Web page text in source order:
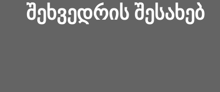
ᲨᲔᲮᲕᲔᲓᲠᲘᲡ ᲨᲔᲡᲐᲮᲔᲑ